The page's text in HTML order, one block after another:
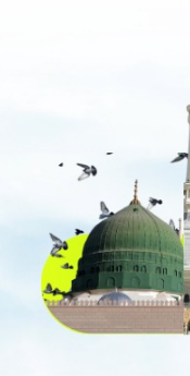
Wakili Gubernur
RELIS KEJAKSAAN
RELIS KEJAKSAAN
RELIS KEJAKSAAN
Peringati Hari
Dilantik sebagai
Bangunan Liar di